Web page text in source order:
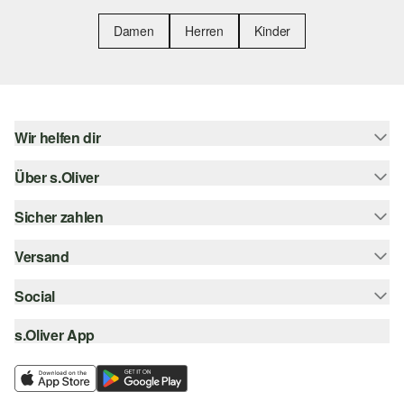
Damen Herren Kinder
Wir helfen dir
Hilfe & FAQ
Größenberatung
Über s.Oliver
Newsletter
s.Oliver Card
Career
Wunschliste
Sicher zahlen
Rechnung
Kreditkarte
SSL-Verschlüsselung
Versand
Sendungsverfolgung
Post AT
Social
instagram
facebook
s.Oliver App